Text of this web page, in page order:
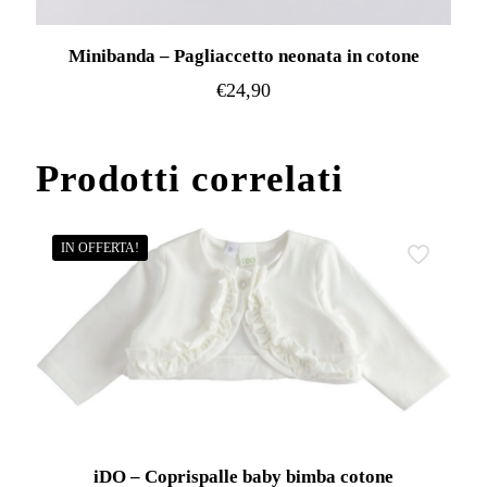
Minibanda – Pagliaccetto neonata in cotone
€24,90
ha
varianti.
Le
opzioni
possono
essere
Prodotti correlati
IN OFFERTA!
iDO – Coprispalle baby bimba cotone